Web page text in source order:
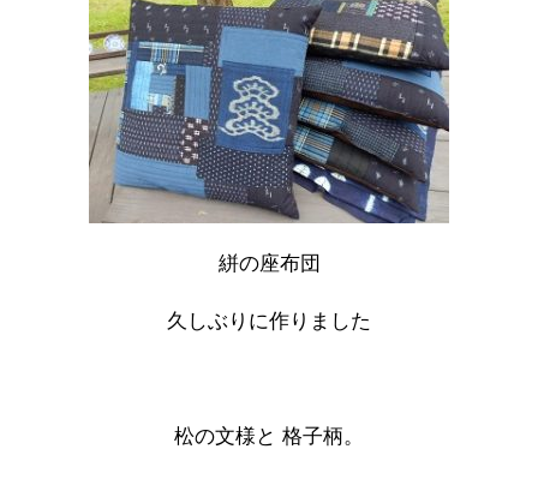
絣の座布団
久しぶりに作りました
松の文様と 格子柄。